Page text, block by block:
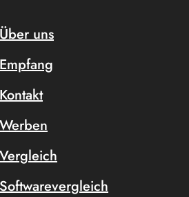
Über uns
Empfang
Kontakt
Werben
Vergleich
Softwarevergleich